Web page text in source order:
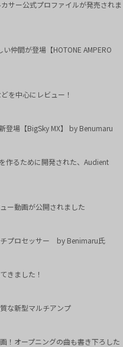
カサー公式プロファイルが発売されま
仲間が登場【HOTONE AMPERO
を中心にレビュー！
登場【BigSky MX】 by Benumaru
作るために開発された、Audient
ー動画が公開されました
チプロセッサー by Benimaru氏
きました！
な新型マルチアンプ
！オープニングの曲も書き下ろした